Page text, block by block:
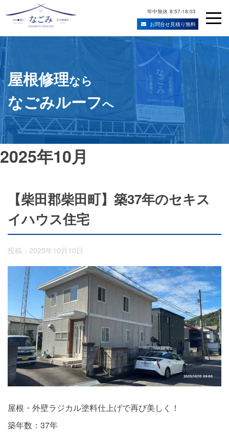
Skip
to
content
年中無休 8:57-18:03
お問合せ見積り無料
宮城県仙台市の屋根修理・雨漏り修理業者
屋根修理なら
なごみルーフへ
2025年10月
【柴田郡柴田町】築37年のセキス
イハウス住宅
投稿：2025年10月10日
屋根・外壁ラジカル塗料仕上げで再び美しく！
築年数：37年